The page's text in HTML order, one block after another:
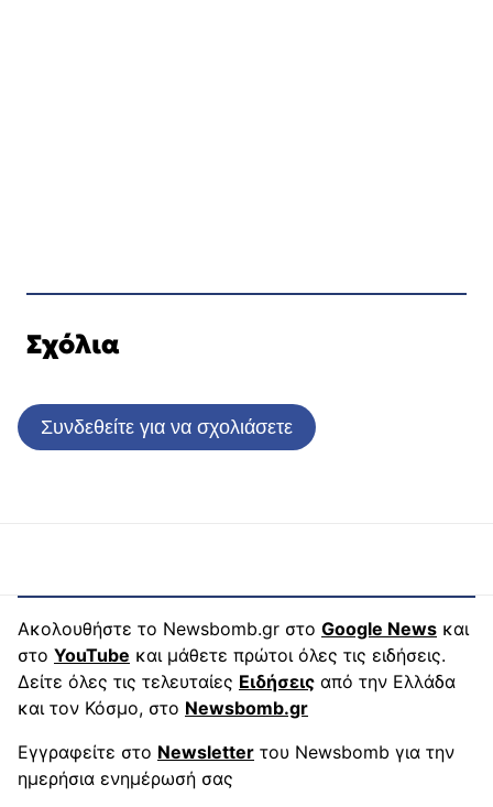
Σχόλια
Συνδεθείτε για να σχολιάσετε
Ακολουθήστε το Newsbomb.gr στο Google News και
στο YouTube και μάθετε πρώτοι όλες τις ειδήσεις.
Δείτε όλες τις τελευταίες Ειδήσεις από την Ελλάδα
και τον Κόσμο, στο Newsbomb.gr
Εγγραφείτε στο Newsletter του Newsbomb για την
ημερήσια ενημέρωσή σας